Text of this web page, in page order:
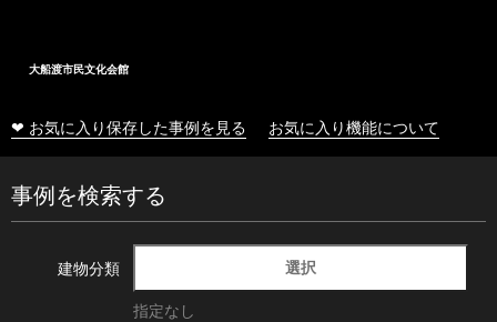
大船渡市民文化会館
❤ お気に入り保存した事例を見る お気に入り機能について
事例を検索する
建物分類 選択
指定なし